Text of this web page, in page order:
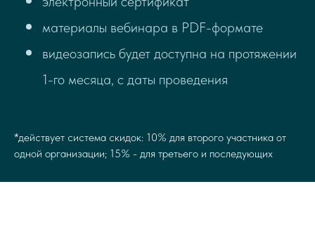
материалы вебинара в PDF-формате
видеозапись будет доступна на протяжении
1-го месяца, с даты проведения
*действует система скидок: 10% для второго участника от
одной организации; 15% - для третьего и последующих